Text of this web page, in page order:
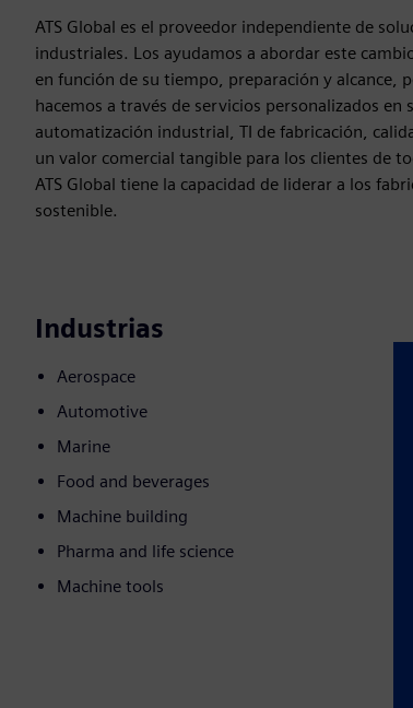
ATS Global es el proveedor independiente de
industriales. Los ayudamos a abordar este
en función de su tiempo, preparación y alcance,
hacemos a través de servicios personalizados
automatización industrial, TI de fabricación,
un valor comercial tangible para los clientes de
ATS Global tiene la capacidad de liderar a los
sostenible.
Industrias
Aerospace
Automotive
Marine
Food and beverages
Machine building
Pharma and life science
Machine tools